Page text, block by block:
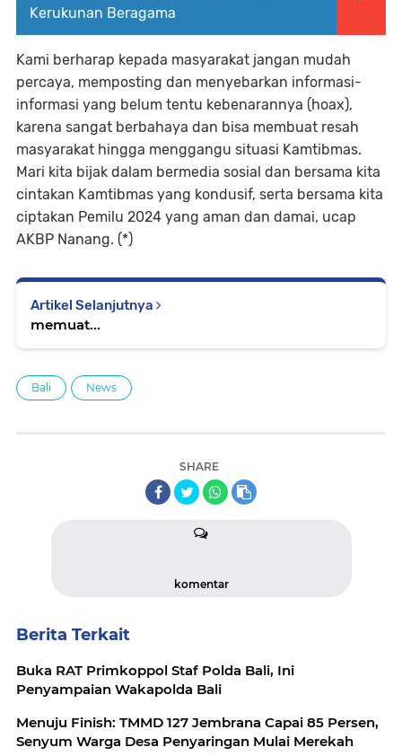
Kerukunan Beragama
Kami berharap kepada masyarakat jangan mudah
percaya, memposting dan menyebarkan informasi-
informasi yang belum tentu kebenarannya (hoax),
karena sangat berbahaya dan bisa membuat resah
masyarakat hingga menggangu situasi Kamtibmas.
Mari kita bijak dalam bermedia sosial dan bersama kita
cintakan Kamtibmas yang kondusif, serta bersama kita
ciptakan Pemilu 2024 yang aman dan damai, ucap
AKBP Nanang. (*)
Artikel Selanjutnya
memuat...
Bali News
SHARE
komentar
Berita Terkait
Buka RAT Primkoppol Staf Polda Bali, Ini
Penyampaian Wakapolda Bali
Menuju Finish: TMMD 127 Jembrana Capai 85 Persen,
Senyum Warga Desa Penyaringan Mulai Merekah